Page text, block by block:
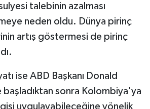
talebinin azalması
neden oldu. Dünya pirinç
artış göstermesi de pirinç
ise ABD Başkanı Donald
başladıktan sonra Kolombiya'ya
uygulayabileceğine yönelik